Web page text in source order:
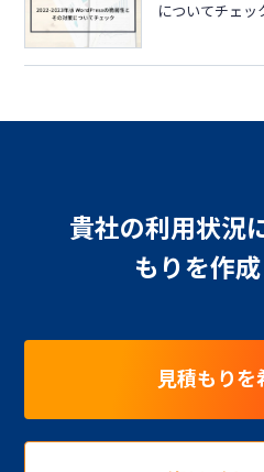
についてチェッ
貴社の利用状況
もりを作成
見積もりを